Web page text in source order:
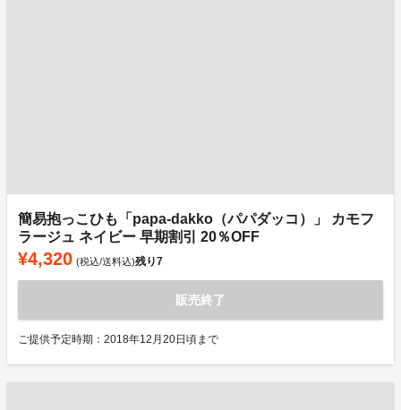
簡易抱っこひも「papa-dakko（パパダッコ）」 カモフ
ラージュ ネイビー 早期割引 20％OFF
¥4,320 (税込/送料込)残り7
販売終了
ご提供予定時期：2018年12月20日頃まで